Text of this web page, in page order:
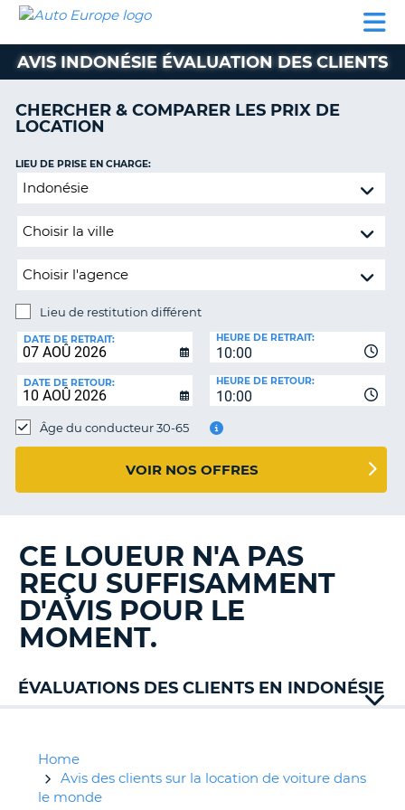
LOCATION
VOITURE
CAMPING-
CAR
CLIENT
AUTO
EUROPE
LOCATION
VOITURE
CAMPING-
CAR
PARTENAIRES
SUPPORT
CLIENT
COMPTE
MA
AVIS INDONÉSIE ÉVALUATION DES CLIENTS
CHERCHER & COMPARER LES PRIX DE
LOCATION
Lieu
restitution
LIEU DE PRISE EN CHARGE:
Lieu de restitution différent
DE
RESTITUTION:
DATE DE RETRAIT:
10:00
HEURE DE RETRAIT:
DATE DE RETOUR:
10:00
HEURE DE RETOUR:
Âge du conducteur 30-65
VOIR NOS OFFRES
CE LOUEUR N'A PAS
REÇU SUFFISAMMENT
D'AVIS POUR LE
MOMENT.
ÉVALUATIONS DES CLIENTS EN INDONÉSIE
Home
Avis des clients sur la location de voiture dans
le monde